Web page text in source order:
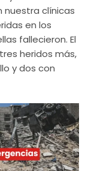
clínicas
en los
fallecieron. El
heridos más,
y dos con